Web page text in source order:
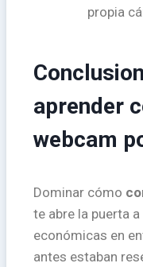
propia
aprender
webcam
Dominar cómo
te abre la puerta
económicas en
antes estaban